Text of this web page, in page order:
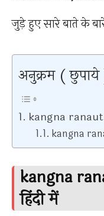
जुड़े हुए सारे बाते के
अनुक्रम ( छुपाये
kangna ranaut
kangna
kangna
हिंदी में